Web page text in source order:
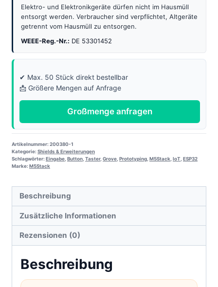
Elektro- und Elektronikgeräte dürfen nicht im Hausmüll
entsorgt werden. Verbraucher sind verpflichtet, Altgeräte
getrennt vom Hausmüll zu entsorgen.
WEEE-Reg.-Nr.: DE 53301452
✔ Max. 50 Stück direkt bestellbar
📩 Größere Mengen auf Anfrage
Großmenge anfragen
Artikelnummer:200380-1
Kategorie:Shields & Erweiterungen
Schlagwörter:Eingabe Button Taster, Grove Prototyping M5Stack IoT ESP32
Marke:M5Stack
Beschreibung
Zusätzliche Informationen
Rezensionen (0)
Beschreibung